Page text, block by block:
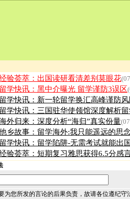
验荟萃： 出国读研看清差别莫眼花
留学快讯： 黑中介曝光 留学谨防3误区
留学快讯： 新一轮留学换汇高峰谨防
留学快讯： 三国驻华使领馆深度解析
外归来： 深度分析“海归”真实份量
乡故事： 留学海外:我只能遥远的思
留学快讯： 留学陷阱-无需考试就能出
验荟萃： 短期复习雅思获得6.5分感
为您所发的言论的后果负责，故请各位遵纪守